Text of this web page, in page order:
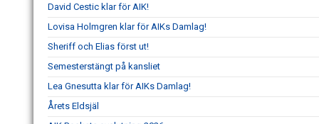
David Cestic klar för AIK!
Lovisa Holmgren klar för AIKs Damlag!
Sheriff och Elias först ut!
Semesterstängt på kansliet
Lea Gnesutta klar för AIKs Damlag!
Årets Eldsjäl